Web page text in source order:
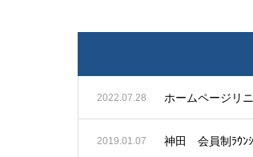
2022.07.28 ホームページリ
2019.01.07 神田 会員制ﾗｳﾝｼ